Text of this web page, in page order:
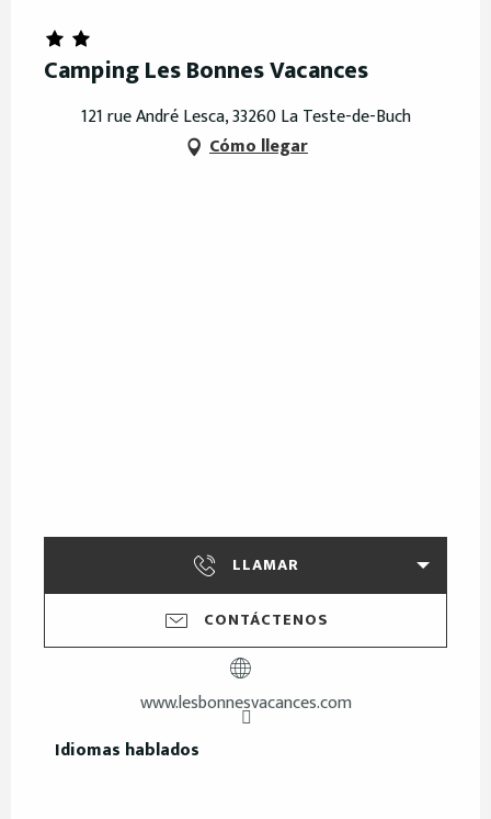
Camping Les Bonnes Vacances
121 rue André Lesca, 33260 La Teste-de-Buch
Cómo llegar
LLAMAR
CONTÁCTENOS
www.lesbonnesvacances.com
Idiomas hablados
Idiomas hablados